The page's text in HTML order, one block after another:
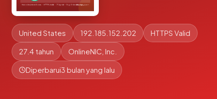
United States 192.185.152.202 HTTPS Valid
27.4 tahun OnlineNIC, Inc.
Diperbarui3 bulan yang lalu